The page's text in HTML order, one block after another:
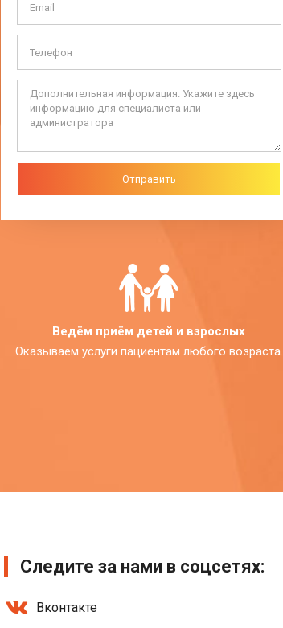
Ведём приём детей и взрослых
Оказываем услуги пациентам любого возраста.
Следите за нами в соцсетях:
Вконтакте